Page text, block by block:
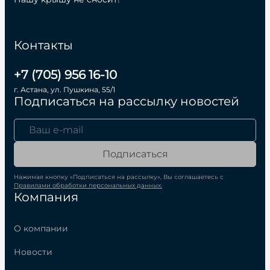
Компания
О компании
Новости
Контакты
+7 (705) 956 16-10
г. Астана, ул. Пушкина, 55/1
Подписаться на рассылку новостей
Подписаться
Нажимая кнопку «Подписаться на рассылку», Вы соглашаетесь с
Правилами обработки персональных данных.